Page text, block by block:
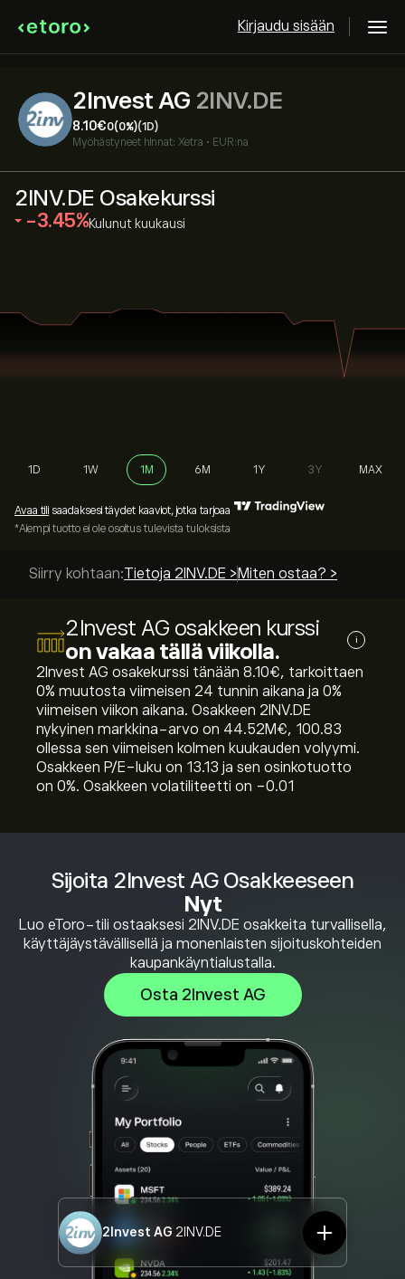
Kirjaudu sisään
2Invest AG 2INV.DE
8.10‎€‎0(0%)(1D)
Myöhästyneet hinnat: Xetra • EUR:na
Sijoita 2Invest AG Osakkeeseen
Nyt
Luo eToro-tili ostaaksesi 2INV.DE osakkeita turvallisella,
käyttäjäystävällisellä ja monenlaisten sijoituskohteiden
kaupankäyntialustalla.
Osta 2Invest AG
2Invest AG 2INV.DE
2INV.DE Osakekurssi
‎-3.45‎ Kulunut kuukausi
1D 1W 1M 6M 1Y 3Y MAX
Avaa tili saadaksesi täydet kaaviot, jotka tarjoaa
*Aiempi tuotto ei ole osoitus tulevista tuloksista
Siirry kohtaan:Tietoja 2INV.DE > Miten ostaa? >
2Invest AG osakkeen kurssi
on vakaa tällä viikolla.
i
2Invest AG osakekurssi tänään 8.10‎€‎, tarkoittaen
‎0‎% muutosta viimeisen 24 tunnin aikana ja ‎0‎%
viimeisen viikon aikana. Osakkeen 2INV.DE
nykyinen markkina-arvo on 44.52M‎€‎, 100.83
ollessa sen viimeisen kolmen kuukauden volyymi.
Osakkeen P/E-luku on 13.13 ja sen osinkotuotto
on 0%. Osakkeen volatiliteetti on -0.01